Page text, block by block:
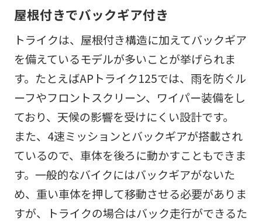
屋根付きでバックギア付き
トライクは、屋根付き構造に加えてバックギア
を備えているモデルが多いことが挙げられま
す。たとえばAPトライク125では、雨を防ぐル
ーフやフロントスクリーン、ワイパー装備をし
ており、天候の影響を受けにくい設計です。
また、4速ミッションとバックギアが搭載され
ているので、車体を後ろに動かすこともできま
す。一般的なバイクにはバックギアがないた
め、重い車体を押して移動させる必要がありま
すが、トライクの場合はバック走行ができるた